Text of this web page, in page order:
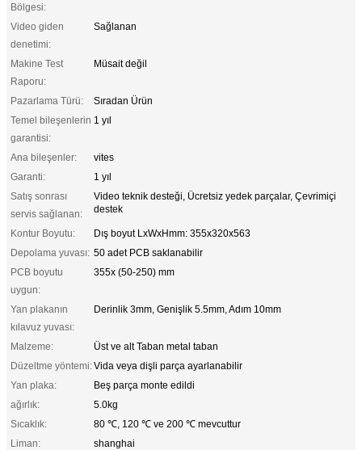
Bölgesi:
Video giden
denetimi:
Sağlanan
Makine Test
Raporu:
Müsait değil
Pazarlama Türü:
Sıradan Ürün
Temel bileşenlerin
garantisi:
1 yıl
Ana bileşenler:
vites
Garanti:
1 yıl
Satış sonrası
servis sağlanan:
Video teknik desteği, Ücretsiz yedek parçalar, Çevrimiçi
destek
Kontur Boyutu:
Dış boyut LxWxHmm: 355x320x563
Depolama yuvası: 50 adet PCB saklanabilir
PCB boyutu
uygun:
355x (50-250) mm
Yan plakanın
kılavuz yuvası:
Derinlik 3mm, Genişlik 5.5mm, Adım 10mm
Malzeme:
Üst ve alt Taban metal taban
Düzeltme yöntemi:Vida veya dişli parça ayarlanabilir
Yan plaka:
Beş parça monte edildi
ağırlık:
5.0kg
Sıcaklık:
80 ℃, 120 ℃ ve 200 ℃ mevcuttur
Liman:
shanghai